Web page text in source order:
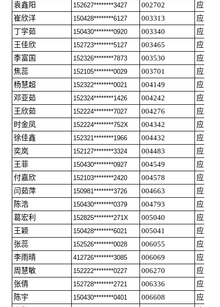
袁鑫阳
152627********3427 002702
应届
崔欣洋
150428********6127 003313
应届
丁学茹
150430********0920 003340
应届
王佳欣
152723********5127 003465
应届
季富国
152326********7873 003530
应届
焦蕊
152105********0029 003701
应届
杨慧超
152322********0021 004149
应届
邓亚茹
152324********1426 004242
应届
王欣茹
152224********7027 004276
应届
时金凤
152224********752X 004342
应届
徐佳鑫
152321********1966 004432
应届
奕岚
152127********3324 004483
应届
王菲
150430********0927 004549
应届
付嘉欣
152103********2420 004578
应届
闫茹萍
150981********3726 004663
应届
陈浩
150430********0379 004793
应届
葛宏利
152825********271X 005040
应届
王颖
150428********6021 005041
应届
张蕊
152526********0028 006055
应届
李雨晴
412726********3085 006069
应届
周慧敏
152222********0227 006270
应届
张倩
152728********2721 006336
应届
陈宇
150430********0401 006608
应届